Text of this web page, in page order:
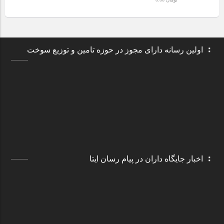
اولین رسانه دارای مجوز در حوزه تامین و توزیع سوخت
اخبار جایگاه داران در پیام رسان ایتا